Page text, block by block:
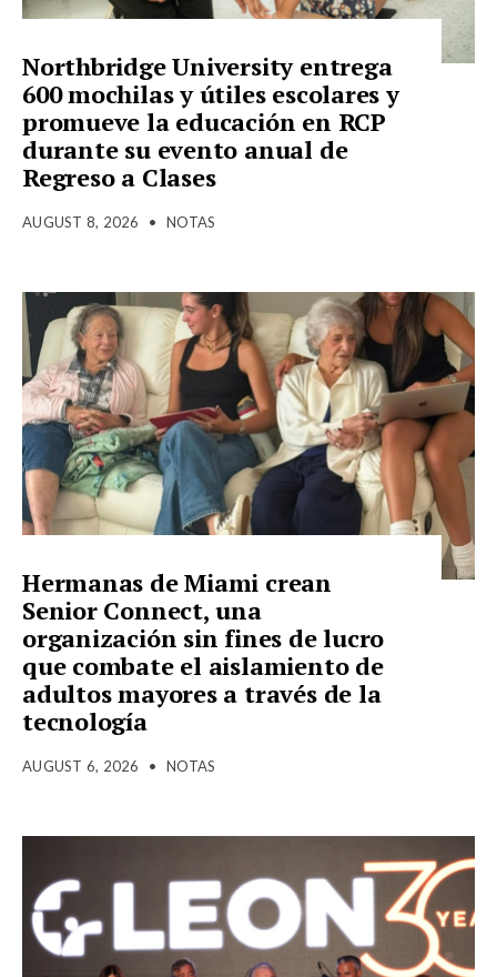
Northbridge University entrega
600 mochilas y útiles escolares y
promueve la educación en RCP
durante su evento anual de
Regreso a Clases
AUGUST 8, 2026 • NOTAS
Hermanas de Miami crean
Senior Connect, una
organización sin fines de lucro
que combate el aislamiento de
adultos mayores a través de la
tecnología
AUGUST 6, 2026 • NOTAS